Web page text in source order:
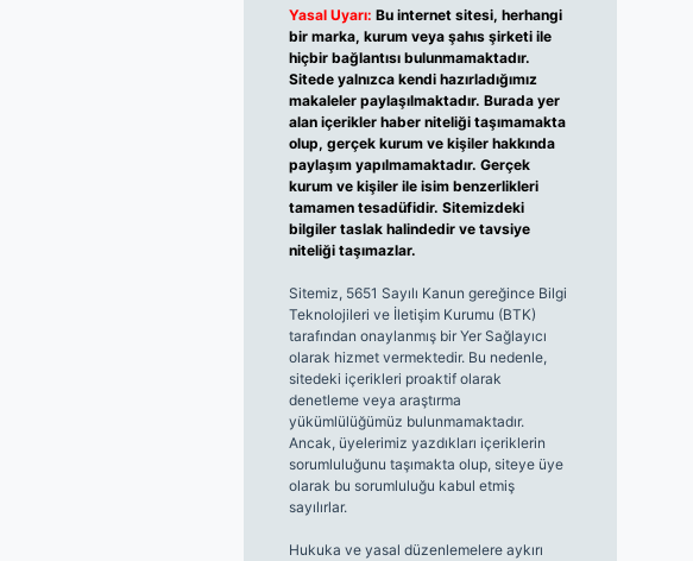
Yasal Uyarı: Bu internet sitesi, herhangi
bir marka, kurum veya şahıs şirketi ile
hiçbir bağlantısı bulunmamaktadır.
Sitede yalnızca kendi hazırladığımız
makaleler paylaşılmaktadır. Burada yer
alan içerikler haber niteliği taşımamakta
olup, gerçek kurum ve kişiler hakkında
paylaşım yapılmamaktadır. Gerçek
kurum ve kişiler ile isim benzerlikleri
tamamen tesadüfidir. Sitemizdeki
bilgiler taslak halindedir ve tavsiye
niteliği taşımazlar.
Sitemiz, 5651 Sayılı Kanun gereğince Bilgi
Teknolojileri ve İletişim Kurumu (BTK)
tarafından onaylanmış bir Yer Sağlayıcı
olarak hizmet vermektedir. Bu nedenle,
sitedeki içerikleri proaktif olarak
denetleme veya araştırma
yükümlülüğümüz bulunmamaktadır.
Ancak, üyelerimiz yazdıkları içeriklerin
sorumluluğunu taşımakta olup, siteye üye
olarak bu sorumluluğu kabul etmiş
sayılırlar.
Hukuka ve yasal düzenlemelere aykırı